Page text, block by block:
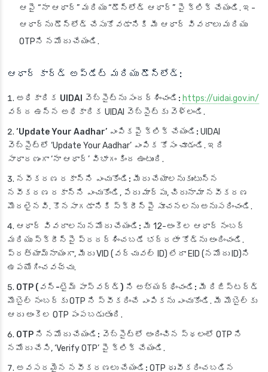
ఆపై “నా ఆధార్” మరియు “డౌన్‌లోడ్ ఆధార్” పై క్లిక్ చేయండి. ఇ-
ఆధార్‌ను డౌన్‌లోడ్ చేసుకోవడానికి మీ ఆధార్ వివరాలు మరియు
OTPని నమోదు చేయండి.
ఆధార్ కార్డ్ అప్‌డేట్ మరియు డౌన్‌లోడ్:
అధికారిక UIDAI వెబ్‌సైట్‌ను సందర్శించండి: https://uidai.gov.in/
వద్ద ఉన్న అధికారిక UIDAI వెబ్‌సైట్‌కు వెళ్లండి.
‘Update Your Aadhar’ ఎంపికపై క్లిక్ చేయండి: UIDAI
వెబ్‌సైట్‌లో ‘Update Your Aadhar’ ఎంపిక కోసం చూడండి. ఇది
సాధారణంగా ‘నా ఆధార్’ విభాగం కింద ఉంటుంది.
నవీకరణ రకాన్ని ఎంచుకోండి: మీరు చేయాలనుకుంటున్న
నవీకరణ రకాన్ని ఎంచుకోండి, పేరు మార్పు, చిరునామా నవీకరణ
మొదలైనవి. కొనసాగడానికి స్క్రీన్‌పై సూచనలను అనుసరించండి.
ఆధార్ వివరాలను నమోదు చేయండి: మీ 12-అంకెల ఆధార్ నంబర్
మరియు స్క్రీన్‌పై ప్రదర్శించబడే భద్రతా కోడ్‌ను అందించండి.
ప్రత్యామ్నాయంగా, మీరు VID (వర్చువల్ ID) లేదా EID (నమోదు ID)ని
ఉపయోగించవచ్చు.
OTP (వన్-టైమ్ పాస్‌వర్డ్) ని అభ్యర్థించండి: మీ రిజిస్టర్డ్
మొబైల్ నంబర్‌కు OTP ని స్వీకరించే ఎంపికను ఎంచుకోండి. మీ మొబైల్‌కు
ఆరు అంకెల OTP పంపబడుతుంది.
OTP ని నమోదు చేయండి: వెబ్‌సైట్‌లో అందించిన స్థలంలో OTP ని
నమోదు చేసి, ‘Verify OTP’ పై క్లిక్ చేయండి.
అవసరమైన నవీకరణలు చేయండి: OTP ధృవీకరించబడిన